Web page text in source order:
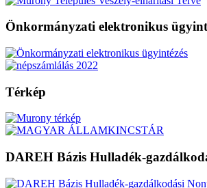
Önkormányzati elektronikus
Térkép
DAREH Bázis Hulladék-